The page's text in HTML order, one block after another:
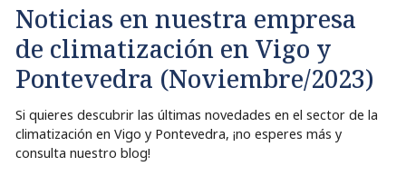
Noticias en nuestra empresa
de climatización en Vigo y
Pontevedra (Noviembre/2023)
Si quieres descubrir las últimas novedades en el sector de la
climatización en Vigo y Pontevedra, ¡no esperes más y
consulta nuestro blog!